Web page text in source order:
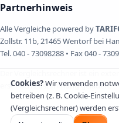
Partnerhinweis
Alle Vergleiche powered by
Zollstr. 11b, 21465 Wentorf bei
Tel. 040 - 73098288 • Fax 040 -
erst nach Zustimmung geladen.
Cookies?Wir verwenden
betreiben (z. B. Cookie-
(Vergleichsrechner) werden